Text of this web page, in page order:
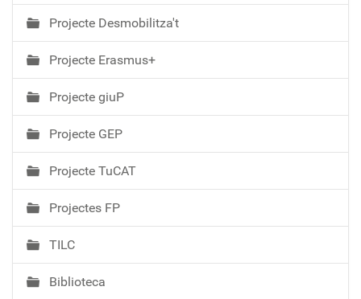
Projecte Desmobilitza't
Projecte Erasmus+
Projecte giuP
Projecte GEP
Projecte TuCAT
Projectes FP
TILC
Biblioteca